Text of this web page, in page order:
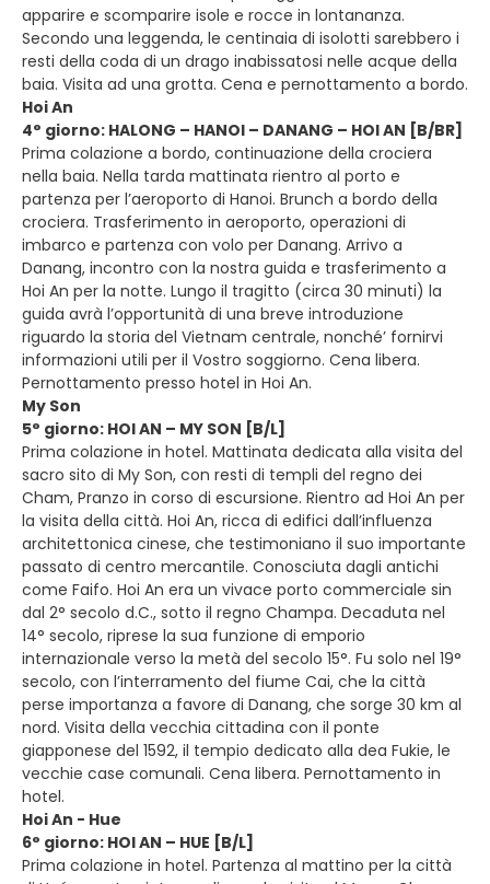
apparire e scomparire isole e rocce in lontananza.
Secondo una leggenda, le centinaia di isolotti sarebbero i
resti della coda di un drago inabissatosi nelle acque della
baia. Visita ad una grotta. Cena e pernottamento a bordo.
Hoi An
4° giorno: HALONG – HANOI – DANANG – HOI AN [B/BR]
Prima colazione a bordo, continuazione della crociera
nella baia. Nella tarda mattinata rientro al porto e
partenza per l’aeroporto di Hanoi. Brunch a bordo della
crociera. Trasferimento in aeroporto, operazioni di
imbarco e partenza con volo per Danang. Arrivo a
Danang, incontro con la nostra guida e trasferimento a
Hoi An per la notte. Lungo il tragitto (circa 30 minuti) la
guida avrà l’opportunità di una breve introduzione
riguardo la storia del Vietnam centrale, nonché’ fornirvi
informazioni utili per il Vostro soggiorno. Cena libera.
Pernottamento presso hotel in Hoi An.
My Son
5° giorno: HOI AN – MY SON [B/L]
Prima colazione in hotel. Mattinata dedicata alla visita del
sacro sito di My Son, con resti di templi del regno dei
Cham, Pranzo in corso di escursione. Rientro ad Hoi An per
la visita della città. Hoi An, ricca di edifici dall’influenza
architettonica cinese, che testimoniano il suo importante
passato di centro mercantile. Conosciuta dagli antichi
come Faifo. Hoi An era un vivace porto commerciale sin
dal 2° secolo d.C., sotto il regno Champa. Decaduta nel
14° secolo, riprese la sua funzione di emporio
internazionale verso la metà del secolo 15°. Fu solo nel 19°
secolo, con l’interramento del fiume Cai, che la città
perse importanza a favore di Danang, che sorge 30 km al
nord. Visita della vecchia cittadina con il ponte
giapponese del 1592, il tempio dedicato alla dea Fukie, le
vecchie case comunali. Cena libera. Pernottamento in
hotel.
Hoi An - Hue
6° giorno: HOI AN – HUE [B/L]
Prima colazione in hotel. Partenza al mattino per la città